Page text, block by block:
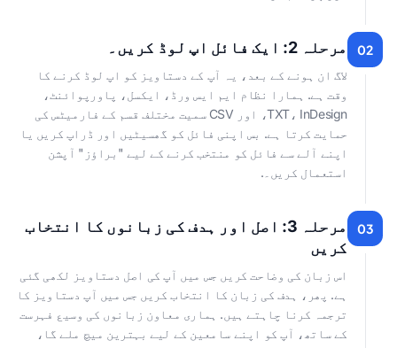
02 مرحلہ 2: ایک فائل اپ لوڈ کریں۔
لاگ ان ہونے کے بعد، یہ آپ کے دستاویز کو اپ لوڈ کرنے کا
وقت ہے. ہمارا نظام ایم ایس ورڈ، ایکسل، پاورپوائنٹ،
TXT، InDesign، اور CSV سمیت مختلف قسم کے فارمیٹس کی
حمایت کرتا ہے. بس اپنی فائل کو گھسیٹیں اور ڈراپ کریں یا
اپنے آلے سے فائل کو منتخب کرنے کے لیے "براؤز" آپشن
استعمال کریں۔.
03
مرحلہ 3: اصل اور ہدف کی زبانوں کا انتخاب
کریں
اس زبان کی وضاحت کریں جس میں آپ کی اصل دستاویز لکھی گئی
ہے. پھر، ہدف کی زبان کا انتخاب کریں جس میں آپ دستاویز کا
ترجمہ کرنا چاہتے ہیں. ہماری معاون زبانوں کی وسیع فہرست
کے ساتھ، آپ کو اپنے سامعین کے لیے بہترین میچ ملے گا،